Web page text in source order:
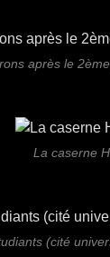
après le
La caserne
(cité